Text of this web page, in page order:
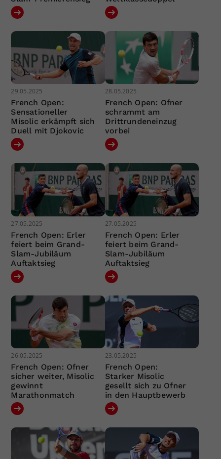
29.05.2025
French Open:
Sensationeller
Misolic erkämpft sich
Duell mit Djokovic
28.05.2025
French Open: Ofner
schrammt am
Drittrundeneinzug
vorbei
27.05.2025
French Open: Erler
feiert beim Grand-
Slam-Jubiläum
Auftaktsieg
27.05.2025
French Open: Erler
feiert beim Grand-
Slam-Jubiläum
Auftaktsieg
26.05.2025
French Open: Ofner
sicher weiter, Misolic
gewinnt
Marathonmatch
23.05.2025
French Open:
Starker Misolic
gesellt sich zu Ofner
in den Hauptbewerb